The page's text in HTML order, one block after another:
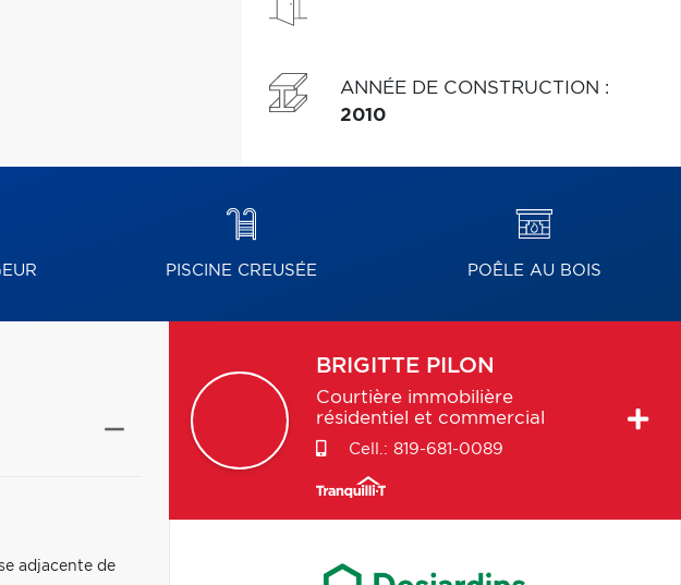
ANNÉE DE CONSTRUCTION :
2010
PISCINE CREUSÉE POÊLE AU BOIS
adjacente de
BRIGITTE PILON
Courtière immobilière
résidentiel et commercial
Cell.: 819-681-0089